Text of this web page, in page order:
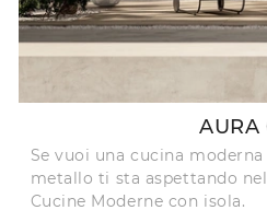
AURA
Se vuoi una cucina
metallo ti sta aspettando
Cucine Moderne con isola.